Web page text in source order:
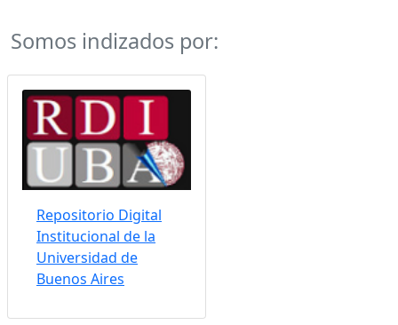
Somos indizados por: